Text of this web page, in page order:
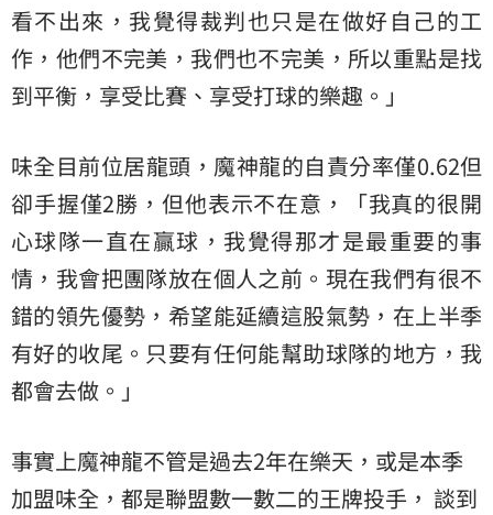
看不出來，我覺得裁判也只是在做好自己的工
作，他們不完美，我們也不完美，所以重點是找
到平衡，享受比賽、享受打球的樂趣。」
味全目前位居龍頭，魔神龍的自責分率僅0.62但
卻手握僅2勝，但他表示不在意，「我真的很開
心球隊一直在贏球，我覺得那才是最重要的事
情，我會把團隊放在個人之前。現在我們有很不
錯的領先優勢，希望能延續這股氣勢，在上半季
有好的收尾。只要有任何能幫助球隊的地方，我
都會去做。」
事實上魔神龍不管是過去2年在樂天，或是本季
加盟味全，都是聯盟數一數二的王牌投手， 談到